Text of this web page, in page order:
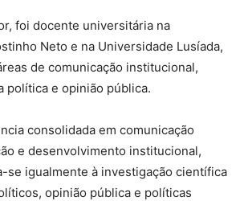
foi docente universitária na
Neto e na Universidade Lusíada,
de comunicação institucional,
política e opinião pública.
consolidada em comunicação
e desenvolvimento institucional,
se igualmente à investigação científica
opinião pública e políticas